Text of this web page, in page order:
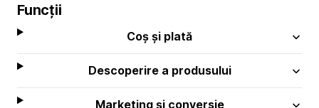
Funcții
Coș și plată
Descoperire a produsului
Marketing și conversie